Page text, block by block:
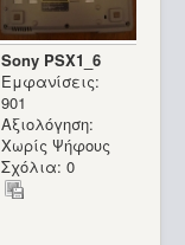
Sony PSX1_6
Εμφανίσεις:
901
Αξιολόγηση:
Χωρίς Ψήφους
Σχόλια: 0